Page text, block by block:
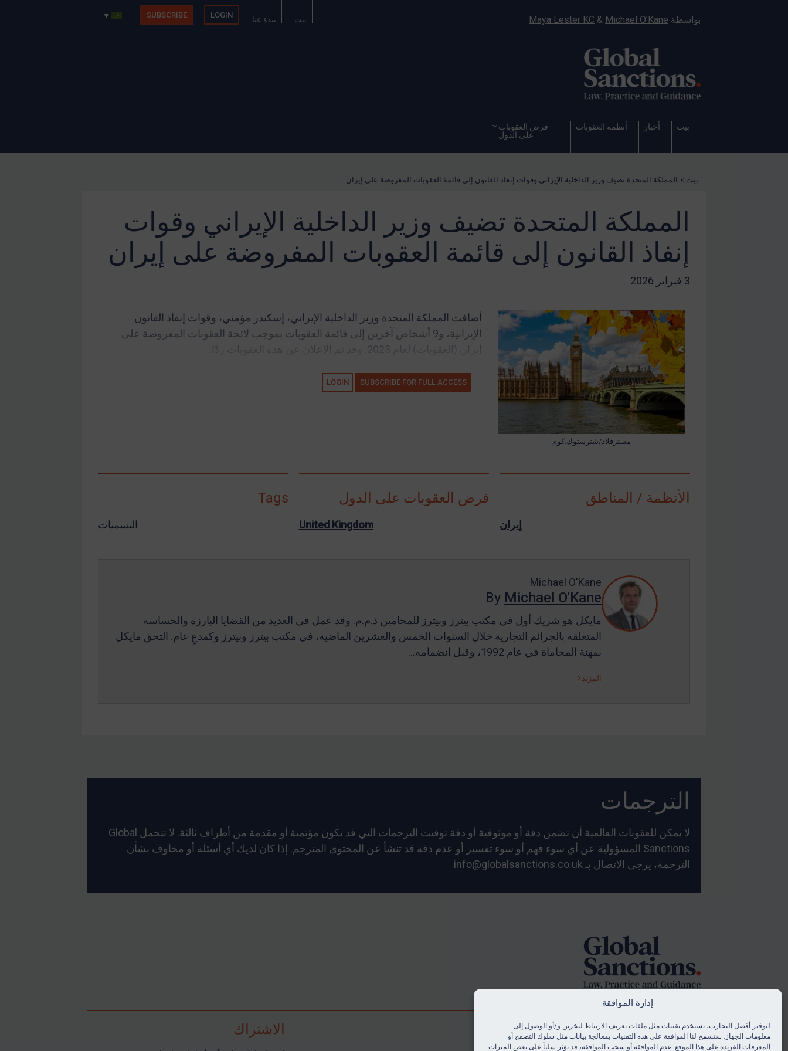
إدارة الموافقة
لتوفير أفضل التجارب، نستخدم تقنيات مثل ملفات تعريف الارتباط لتخزين و/أو الوصول إلى
معلومات الجهاز. ستسمح لنا الموافقة على هذه التقنيات بمعالجة بيانات مثل سلوك التصفح أو
المعرفات الفريدة على هذا الموقع. عدم الموافقة أو سحب الموافقة، قد يؤثر سلباً على بعض الميزات
بواسطة Maya Lester KC & Michael O’Kane بيت نبذة عنا
LOGIN
SUBSCRIBE
بيت أخبار أنظمة العقوبات
فرض العقوبات
على الدول
بيت > المملكة المتحدة تضيف وزير الداخلية الإيراني وقوات إنفاذ القانون إلى قائمة العقوبات المفروضة على إيران
المملكة المتحدة تضيف وزير الداخلية الإيراني وقوات
إنفاذ القانون إلى قائمة العقوبات المفروضة على إيران
3 فبراير 2026
مسترفلاد/شترستوك.كوم
أضافت المملكة المتحدة وزير الداخلية الإيراني، إسكندر مؤمني، وقوات إنفاذ القانون
الإيرانية، و9 أشخاص آخرين إلى قائمة العقوبات بموجب لائحة العقوبات المفروضة على
إيران (العقوبات) لعام 2023. وقد تم الإعلان عن هذه العقوبات ردًا...
SUBSCRIBE FOR FULL ACCESS
LOGIN
الأنظمة / المناطق
إيران
فرض العقوبات على الدول
United Kingdom
Tags
التسميات
Michael O'Kane
By Michael O'Kane
مايكل هو شريك أول في مكتب بيترز وبيترز للمحامين ذ.م.م. وقد عمل في العديد من القضايا البارزة والحساسة
المتعلقة بالجرائم التجارية خلال السنوات الخمس والعشرين الماضية، في مكتب بيترز وبيترز وكمدعٍ عام. التحق مايكل
بمهنة المحاماة في عام 1992، وقبل انضمامه…
المزيد
الترجمات
لا يمكن للعقوبات العالمية أن تضمن دقة أو موثوقية أو دقة توقيت الترجمات التي قد تكون مؤتمتة أو مقدمة من أطراف ثالثة. لا تتحمل Global
Sanctions المسؤولية عن أي سوء فهم أو سوء تفسير أو عدم دقة قد تنشأ عن المحتوى المترجم. إذا كان لديك أي أسئلة أو مخاوف بشأن
الترجمة، يرجى الاتصال بـ info@globalsanctions.co.uk
© Global Sanctions 2026. All rights reserved.
Website bySquare Eye Ltd
.
الاشتراك